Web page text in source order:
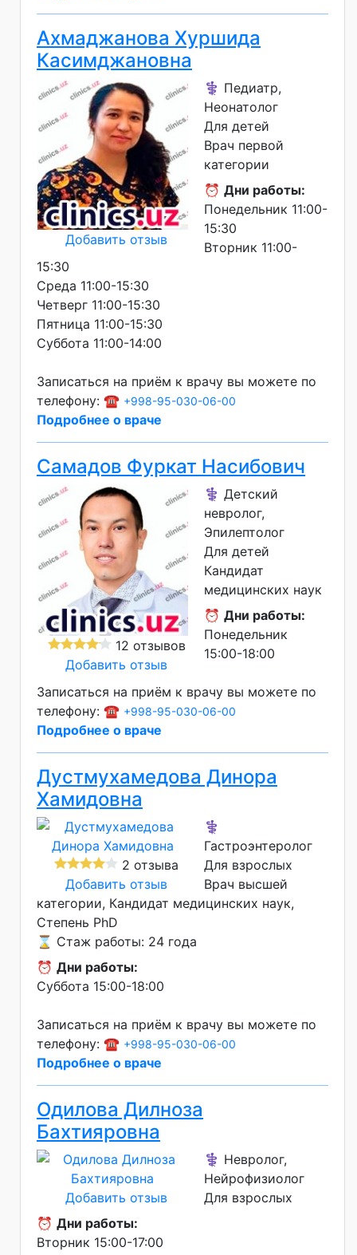
Ахмаджанова Хуршида
Касимджановна
Добавить отзыв
⚕️ Педиатр,
Неонатолог
Для детей
Врач первой
категории
⏰ Дни работы:
Понедельник 11:00-
15:30
Вторник 11:00-
15:30
Среда 11:00-15:30
Четверг 11:00-15:30
Пятница 11:00-15:30
Суббота 11:00-14:00
Записаться на приём к врачу вы можете по
телефону: ☎️ +998-95-030-06-00
Подробнее о враче
Самадов Фуркат Насибович
12 отзывов
Добавить отзыв
⚕️ Детский
невролог,
Эпилептолог
Для детей
Кандидат
медицинских наук
⏰ Дни работы:
Понедельник
15:00-18:00
Записаться на приём к врачу вы можете по
телефону: ☎️ +998-95-030-06-00
Подробнее о враче
Дустмухамедова Динора
Хамидовна
2 отзыва
Добавить отзыв
⚕️
Гастроэнтеролог
Для взрослых
Врач высшей
категории Кандидат медицинских наук
Степень PhD
⌛ Стаж работы: 24 года
⏰ Дни работы:
Суббота 15:00-18:00
Записаться на приём к врачу вы можете по
телефону: ☎️ +998-95-030-06-00
Подробнее о враче
Одилова Дилноза
Бахтияровна
Добавить отзыв
⚕️ Невролог,
Нейрофизиолог
Для взрослых
⏰ Дни работы:
Вторник 15:00-17:00